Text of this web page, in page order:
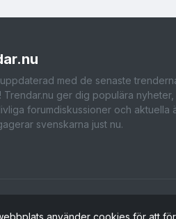
.nu
med de senaste
Trendar.nu ger dig populära nyheter,
forumdiskussioner och aktuella
svenskarna just nu.
använder cookies för att